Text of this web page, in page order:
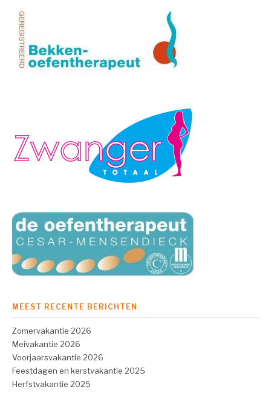
MEEST RECENTE BERICHTEN
Zomervakantie 2026
Meivakantie 2026
Voorjaarsvakantie 2026
Feestdagen en kerstvakantie 2025
Herfstvakantie 2025